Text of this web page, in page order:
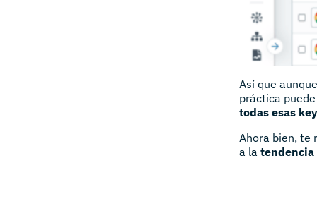
Así que
práctica
todas esas
Ahora bien, te
a la tendencia